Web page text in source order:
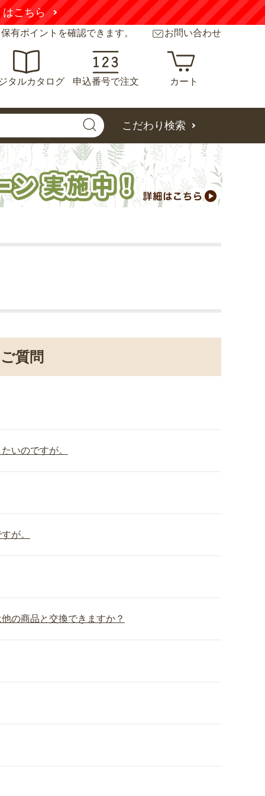
はこちら
有ポイントを確認できます。 お問い合わせ
タルカタログ 申込番号で注文 カート
こだわり検索
質問
いのですが。
が。
の商品と交換できますか？